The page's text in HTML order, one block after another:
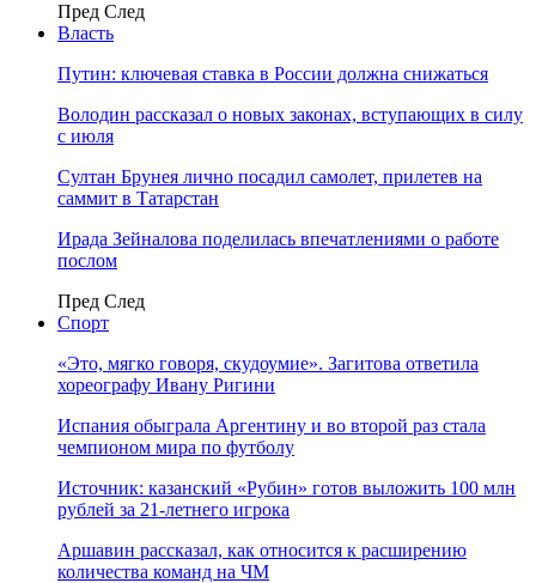
Пред След
Власть
Путин: ключевая ставка в России должна снижаться
Володин рассказал о новых законах, вступающих в силу
с июля
Султан Брунея лично посадил самолет, прилетев на
саммит в Татарстан
Ирада Зейналова поделилась впечатлениями о работе
послом
Пред След
Спорт
«Это, мягко говоря, скудоумие». Загитова ответила
хореографу Ивану Ригини
Испания обыграла Аргентину и во второй раз стала
чемпионом мира по футболу
Источник: казанский «Рубин» готов выложить 100 млн
рублей за 21-летнего игрока
Аршавин рассказал, как относится к расширению
количества команд на ЧМ